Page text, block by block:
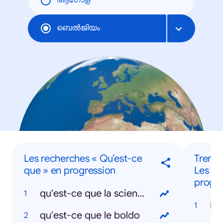
ബെല്‍ജിയം
Les recherches « Qu’est-ce
que » en progression
qu'est-ce que la scientologie
qu'est-ce que le boldo
Les